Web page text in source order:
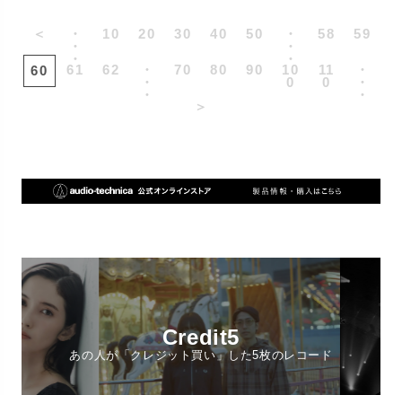
＜
・
・
・
10 20 30 40 50
・
・
・
58 59
60 61 62
・
・
・
70 80 90
10
0
11
0
・
・
・
＞
Credit5
あの人が「クレジット買い」した5枚のレコード